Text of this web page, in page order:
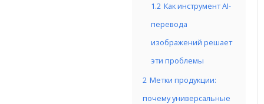
1.2 Как инструмент AI-
перевода
изображений решает
эти проблемы
2 Метки продукции:
почему универсальные